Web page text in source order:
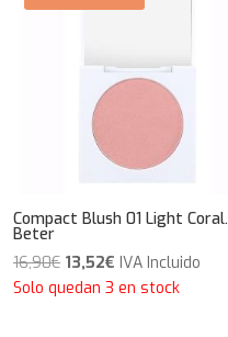
Compact Blush 01 Light Coral.
Beter
16,90€ El
precio
13,52€El
precio
IVA Incluido
Solo quedan 3 en stock